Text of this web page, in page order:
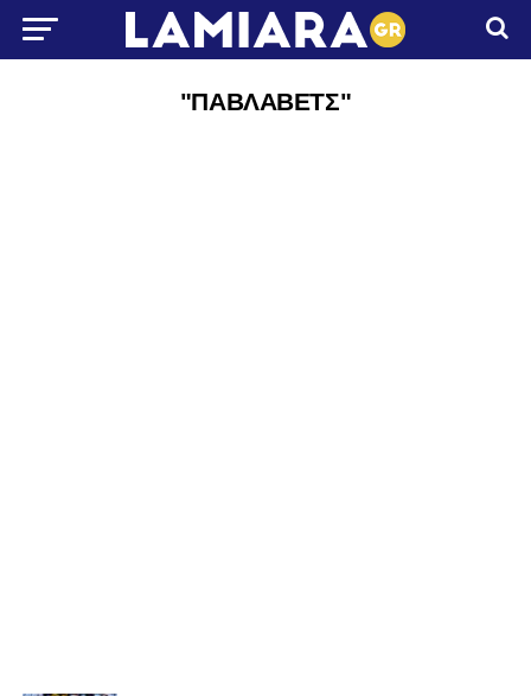
"ΠΑΒΛΑΒΕΤΣ"